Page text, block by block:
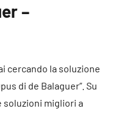
–
cercando la soluzione
di de Balaguer”. Su
migliori a